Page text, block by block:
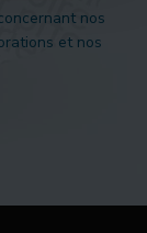
nos
et nos